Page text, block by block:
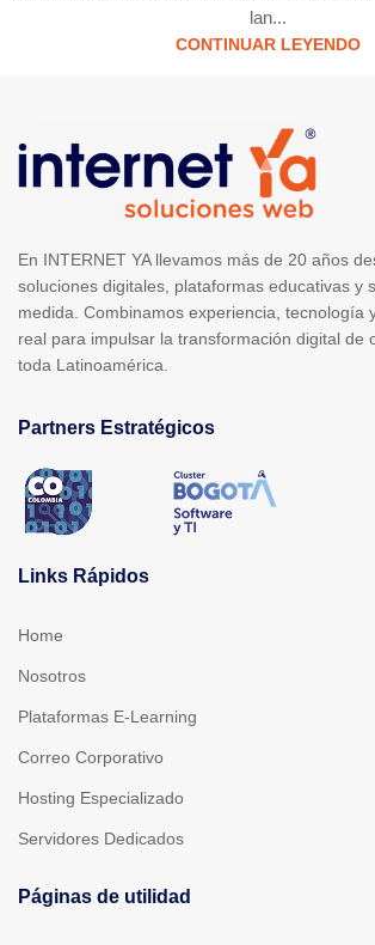
lan...
CONTINUAR LEYENDO
En INTERNET YA llevamos más de 20 años
soluciones digitales, plataformas educativas y
medida. Combinamos experiencia, tecnología
real para impulsar la transformación digital de
toda Latinoamérica.
Partners Estratégicos
Links Rápidos
Home
Nosotros
Plataformas E-Learning
Correo Corporativo
Hosting Especializado
Servidores Dedicados
Páginas de utilidad